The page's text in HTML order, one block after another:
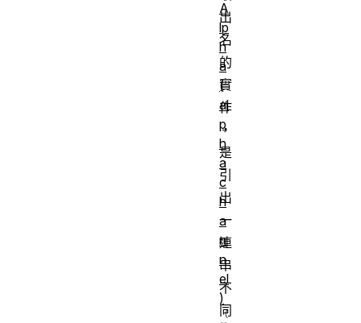
出
名
的
實
作
，
是
引
出
一
連
串
不
同
A
lp
h
a
(
al
p
h
a
c
h
a
n
n
el
)